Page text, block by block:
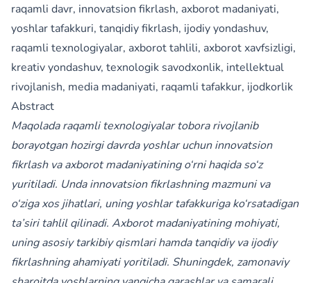
raqamli davr, innovatsion fikrlash, axborot madaniyati,
yoshlar tafakkuri, tanqidiy fikrlash, ijodiy yondashuv,
raqamli texnologiyalar, axborot tahlili, axborot xavfsizligi,
kreativ yondashuv, texnologik savodxonlik, intellektual
rivojlanish, media madaniyati, raqamli tafakkur, ijodkorlik
Abstract
Maqolada raqamli texnologiyalar tobora rivojlanib
borayotgan hozirgi davrda yoshlar uchun innovatsion
fikrlash va axborot madaniyatining o‘rni haqida so‘z
yuritiladi. Unda innovatsion fikrlashning mazmuni va
o‘ziga xos jihatlari, uning yoshlar tafakkuriga ko‘rsatadigan
ta’siri tahlil qilinadi. Axborot madaniyatining mohiyati,
uning asosiy tarkibiy qismlari hamda tanqidiy va ijodiy
fikrlashning ahamiyati yoritiladi. Shuningdek, zamonaviy